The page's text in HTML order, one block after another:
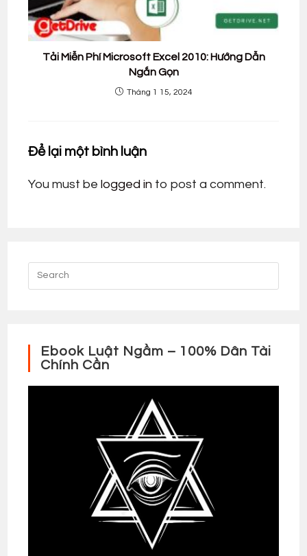
Tải Miễn Phí Microsoft Excel 2010: Hướng Dẫn
Ngắn Gọn
Tháng 1 15, 2024
Để lại một bình luận
You must belogged in to post a comment.
Ebook Luật Ngầm – 100% Dân Tài
Chính Cần